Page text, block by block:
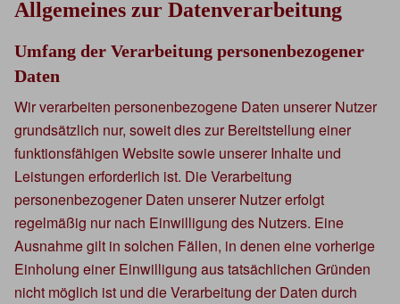
Allgemeines zur Datenverarbeitung
Umfang der Verarbeitung personenbezogener
Daten
Wir verarbeiten personenbezogene Daten unserer Nutzer
grundsätzlich nur, soweit dies zur Bereitstellung einer
funktionsfähigen Website sowie unserer Inhalte und
Leistungen erforderlich ist. Die Verarbeitung
personenbezogener Daten unserer Nutzer erfolgt
regelmäßig nur nach Einwilligung des Nutzers. Eine
Ausnahme gilt in solchen Fällen, in denen eine vorherige
Einholung einer Einwilligung aus tatsächlichen Gründen
nicht möglich ist und die Verarbeitung der Daten durch